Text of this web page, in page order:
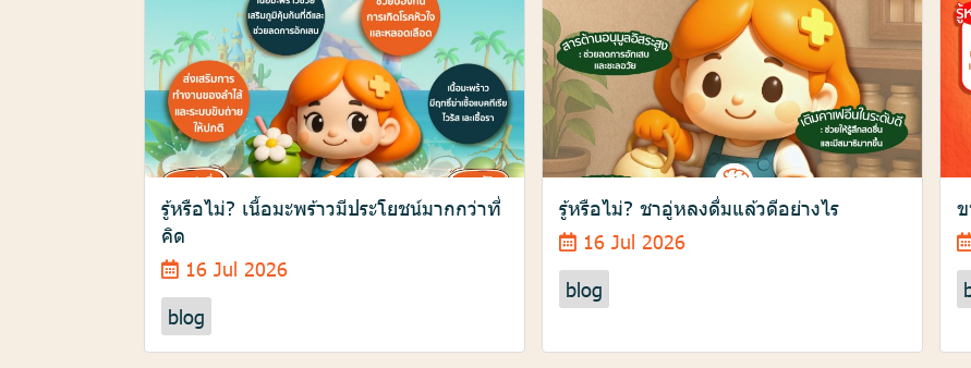
รู้หรือไม่? เนื้อมะพร้าวมีประโยชน์มากกว่าที่
คิด
16 Jul 2026
blog
รู้หรือไม่? ชาอู่หลงดื่มแล้วดีอย่างไร
16 Jul 2026
blog